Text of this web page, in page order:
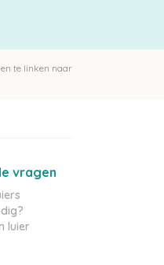
te linken naar
vragen
luier